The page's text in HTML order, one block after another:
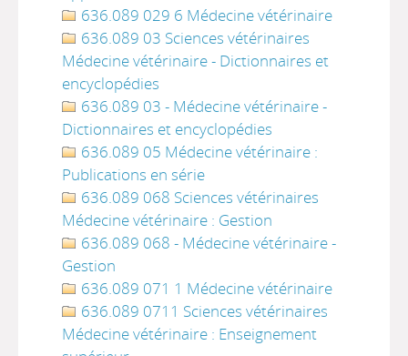
636.089 029 6 Médecine vétérinaire
636.089 03 Sciences vétérinaires
Médecine vétérinaire - Dictionnaires et
encyclopédies
636.089 03 - Médecine vétérinaire -
Dictionnaires et encyclopédies
636.089 05 Médecine vétérinaire :
Publications en série
636.089 068 Sciences vétérinaires
Médecine vétérinaire : Gestion
636.089 068 - Médecine vétérinaire -
Gestion
636.089 071 1 Médecine vétérinaire
636.089 0711 Sciences vétérinaires
Médecine vétérinaire : Enseignement